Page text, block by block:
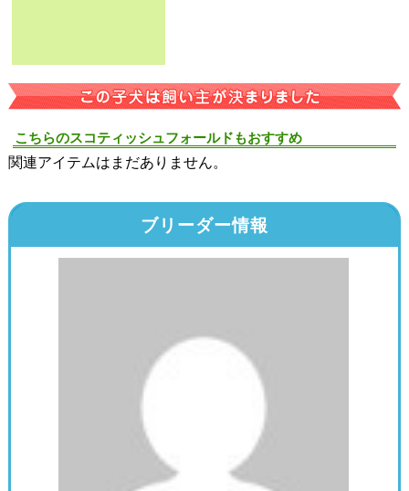
こちらのスコティッシュフォールドもおすすめ
関連アイテムはまだありません。
ブリーダー情報